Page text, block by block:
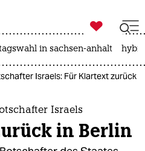
ich

taz zahl ich
in sachsen-anhalt
Israels: Für Klartext zurück
Israels
in Berlin